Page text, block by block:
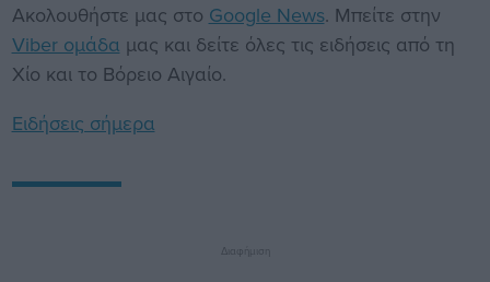
Ακολουθήστε μας στο Google News. Μπείτε στην
Viber ομάδα μας και δείτε όλες τις ειδήσεις από τη
Χίο και το Βόρειο Αιγαίο.
Ειδήσεις σήμερα
Διαφήμιση